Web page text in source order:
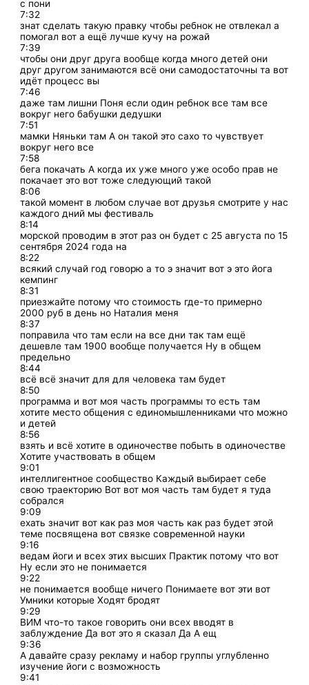
с пони
7:32
знат сделать такую правку чтобы ребнок не отвлекал а
помогал вот а ещё лучше кучу на рожай
7:39
чтобы они друг друга вообще когда много детей они
друг другом занимаются всё они самодостаточны та вот
идёт процесс вы
7:46
даже там лишни Поня если один ребнок все там все
вокруг него бабушки дедушки
7:51
мамки Няньки там А он такой это сахо то чувствует
вокруг него все
7:58
бега покачать А когда их уже много уже особо прав не
покачает это вот тоже следующий такой
8:06
такой момент в любом случае вот друзья смотрите у нас
каждого дний мы фестиваль
8:14
морской проводим в этот раз он будет с 25 августа по 15
сентября 2024 года на
8:22
всякий случай год говорю а то э значит вот э это йога
кемпинг
8:31
приезжайте потому что стоимость где-то примерно
2000 руб в день но Наталия меня
8:37
поправила что там если на все дни так там ещё
дешевле там 1900 вообще получается Ну в общем
предельно
8:44
всё всё значит для для человека там будет
8:50
программа и вот моя часть программы то есть там
хотите место общения с единомышленниками что можно
и детей
8:56
взять и всё хотите в одиночестве побыть в одиночестве
Хотите участвовать в общем
9:01
интеллигентное сообщество Каждый выбирает себе
свою траекторию Вот вот моя часть там будет я туда
собрался
9:09
ехать значит вот как раз моя часть как раз будет этой
теме посвящена вот связке современной науки
9:16
ведам йоги и всех этих высших Практик потому что вот
Ну если это не понимается
9:22
не понимается вообще ничего Понимаете вот эти вот
Умники которые Ходят бродят
9:29
ВИМ что-то такое говорить они всех вводят в
заблуждение Да вот это я сказал Да А ещ
9:36
А давайте сразу рекламу и набор группы углубленно
изучение йоги с возможность
9:41